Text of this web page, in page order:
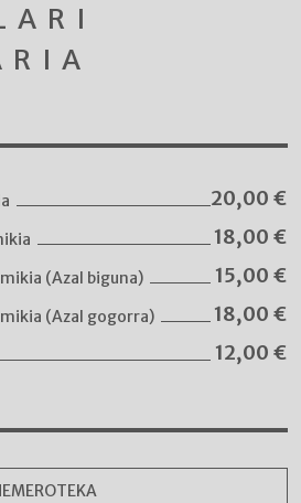
20,00 €
18,00 €
(Azal biguna) 15,00 €
(Azal gogorra) 18,00 €
12,00 €